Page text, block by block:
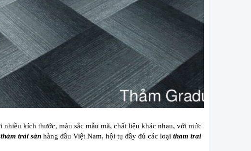
nhiều kích thước, màu sắc mẫu mã, chất liệu khác nhau, với mức
thảm trải sànhàng đầu Việt Nam, hội tụ đầy đủ các loại tham trai